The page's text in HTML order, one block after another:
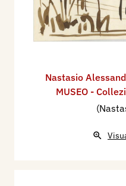
Nastasio
MUSEO -